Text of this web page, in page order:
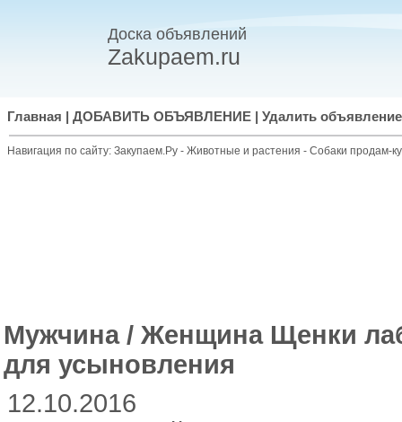
Доска объявлений
Zakupaem.ru
Главная ДОБАВИТЬ ОБЪЯВЛЕНИЕ Удалить объявление
Навигация по сайту: Закупаем.Ру - Животные и растения - Собаки продам-
Мужчина / Женщина Щенки
для усыновления
12.10.2016